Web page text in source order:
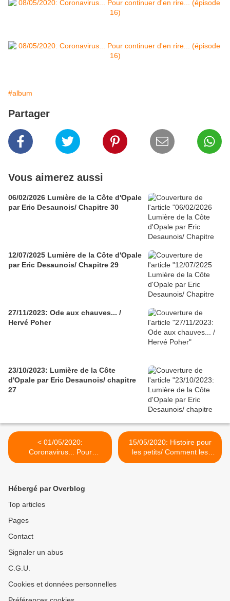
#album
Partager
Vous aimerez aussi
06/02/2026 Lumière de la Côte d'Opale
par Eric Desaunois/ Chapitre 30
12/07/2025 Lumière de la Côte d'Opale
par Eric Desaunois/ Chapitre 29
27/11/2023: Ode aux chauves... /
Hervé Poher
23/10/2023: Lumière de la Côte
d'Opale par Eric Desaunois/ chapitre
27
< 01/05/2020:
Coronavirus... Pour
continuer d'en rire (épisode
15/05/2020: Histoire pour
les petits/ Comment les
Alexandre sont entrés dans
Hébergé par Overblog
Top articles
Pages
Contact
Signaler un abus
C.G.U.
Cookies et données personnelles